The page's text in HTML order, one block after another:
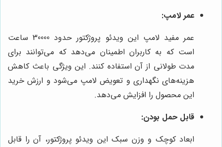
عمر لامپ:
عمر مفید لامپ این ویدئو پروژکتور حدود 30000 ساعت
است که به کاربران اطمینان می‌دهد که می‌توانند برای
مدت طولانی از آن استفاده کنند. این ویژگی باعث کاهش
هزینه‌های نگهداری و تعویض لامپ می‌شود و ارزش خرید
این محصول را افزایش می‌دهد.
قابل حمل بودن:
ابعاد کوچک و وزن سبک این ویدئو پروژکتور، آن را قابل